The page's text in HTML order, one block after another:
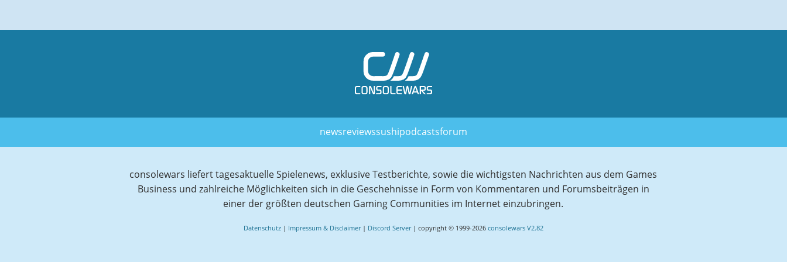
newsreviewssushipodcastsforum
consolewars liefert tagesaktuelle Spielenews, exklusive Testberichte, sowie die wichtigsten Nachrichten aus dem Games
Business und zahlreiche Möglichkeiten sich in die Geschehnisse in Form von Kommentaren und Forumsbeiträgen in
einer der größten deutschen Gaming Communities im Internet einzubringen.
Datenschutz| Impressum & Disclaimer| Discord Server| copyright © 1999-2026 consolewars V2.82